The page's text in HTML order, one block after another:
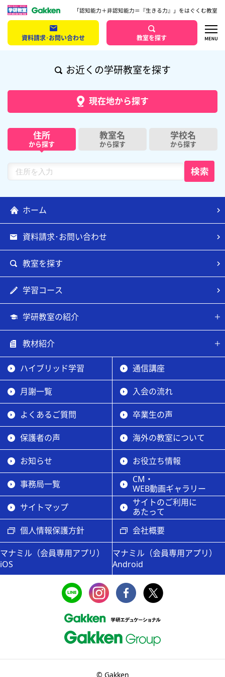
「認知能力＋非認知能力＝『生きる力』」をはぐくむ教室
資料請求･お問い合わせ 教室を探す
お近くの学研教室を探す
現在地から探す
住所
から探す
教室名
から探す
学校名
から探す
ホーム
資料請求･お問い合わせ
教室を探す
学習コース
学研教室の紹介
教材紹介
ハイブリッド学習 通信講座
月謝一覧 入会の流れ
よくあるご質問 卒業生の声
保護者の声 海外の教室について
お知らせ お役立ち情報
事務局一覧
CM・
WEB動画ギャラリー
サイトマップ
サイトのご利用に
あたって
個人情報保護方針
会社概要
マナミル（会員専用アプリ）
iOS
マナミル（会員専用アプリ）
Android
© Gakken